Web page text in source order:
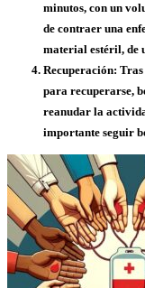
minutos, con un
de contraer una
material estéril, de
Recuperación: Tras
para recuperarse,
reanudar la
importante seguir